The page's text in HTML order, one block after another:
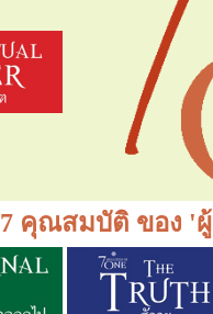
7 คุณสมบัติ ของ 'ผู้